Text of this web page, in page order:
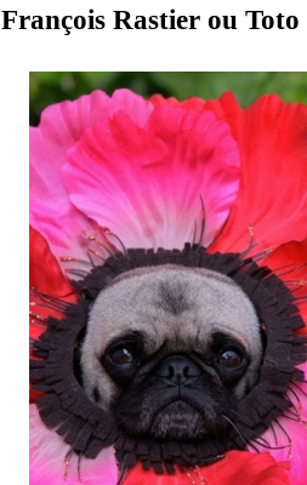
François Rastier ou